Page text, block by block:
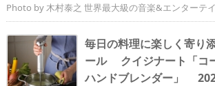
Photo by 木村泰之 世界最大級の音楽&エンターテ
毎日の料理に楽しく寄り
ール クイジナート「コ
ハンドブレンダー」